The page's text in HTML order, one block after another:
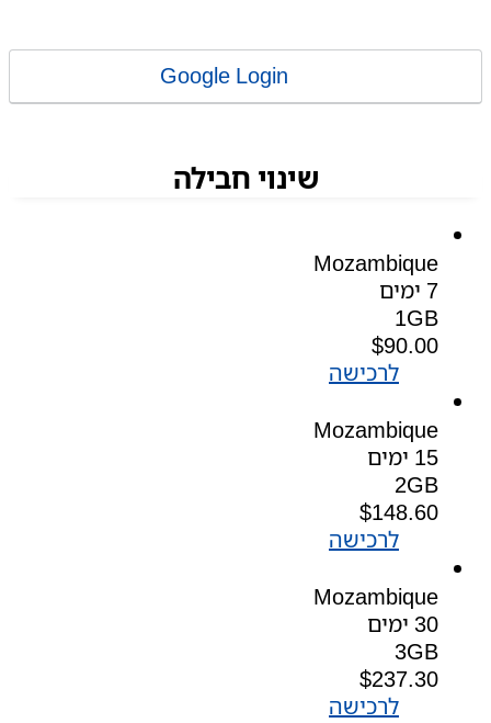
שינוי חבילה
Mozambique
7 ימים
1GB
$90.00
לרכישה
Mozambique
15 ימים
2GB
$148.60
לרכישה
Mozambique
30 ימים
3GB
$237.30
לרכישה